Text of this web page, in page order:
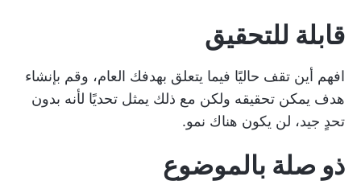
قابلة للتحقيق
افهم أين تقف حاليًا فيما يتعلق بهدفك العام، وقم بإنشاء
هدف يمكن تحقيقه ولكن مع ذلك يمثل تحديًا لأنه بدون
تحدٍ جيد، لن يكون هناك نمو.
ذو صلة بالموضوع